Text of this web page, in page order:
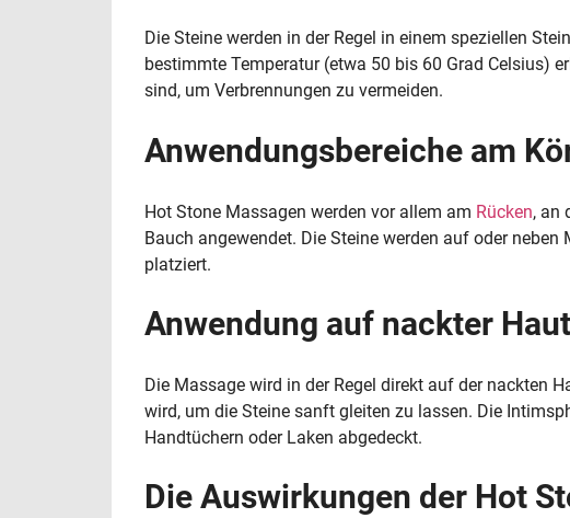
Die Steine werden in der Regel in einem speziellen
bestimmte Temperatur (etwa 50 bis 60 Grad Celsius)
sind, um Verbrennungen zu vermeiden.
Anwendungsbereiche am
Hot Stone Massagen werden vor allem am Rücken, an
Bauch angewendet. Die Steine werden auf oder
platziert.
Anwendung auf nackter
Die Massage wird in der Regel direkt auf der nackten
wird, um die Steine sanft gleiten zu lassen. Die
Handtüchern oder Laken abgedeckt.
Die Auswirkungen der Hot